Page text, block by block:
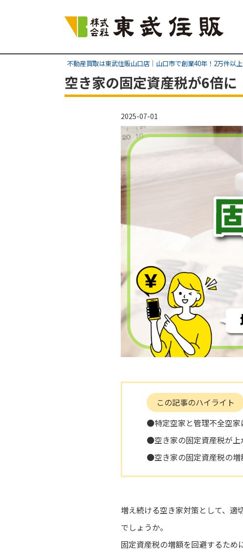
不動産買取は東武住販山口店｜山口市で創業40年！2万件以上
空き家の固定資産税が6倍
2025-07-01
この記事のハイライト
●特定空家と管理不全空家
●空き家の固定資産税が上
●空き家の固定資産税の増
増え続ける空き家対策として、適
でしょうか。
固定資産税の増額を回避するた